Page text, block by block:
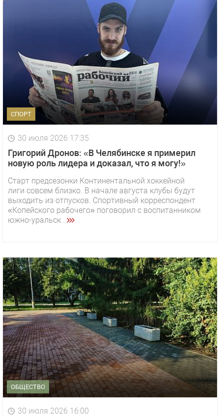
СПОРТ
30 июля 2026 17:35
Григорий Дронов: «В Челябинске я примерил
новую роль лидера и доказал, что я могу!»
Старт предсезонки Континентальной хоккейной
лиги совсем близко. В начале августа клубы будут
выходить из отпусков. Спортивный корреспондент
«Копейского рабочего» поговорил с воспитанником
южно-уральск...
ОБЩЕСТВО
30 июля 2026 16:00